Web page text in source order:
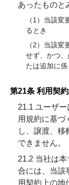
あったものと
（1）当該
るとき
（2）当該
せず、かつ
たは追加に
第21条 利用契
21.1 ユーザ
用規約に基づ
し、譲渡、移
できません。
21.2 当社は
合には、当該
用契約上の地